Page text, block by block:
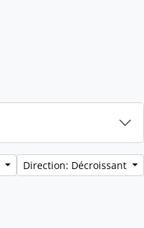
Direction: Décroissant